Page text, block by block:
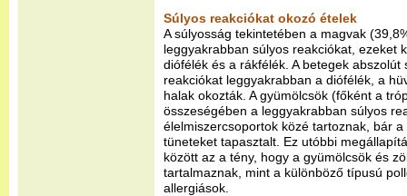
Súlyos reakciókat okozó ételek
A súlyosság tekintetében a magvak
leggyakrabban súlyos reakciókat, ezeket
diófélék és a rákfélék. A betegek abszolút
reakciókat leggyakrabban a diófélék, a
halak okozták. A gyümölcsök (főként a
összeségében a leggyakrabban súlyos
élelmiszercsoportok közé tartoznak, bár
tüneteket tapasztalt. Ez utóbbi
között az a tény, hogy a gyümölcsök és
tartalmaznak, mint a különböző típusú
allergiások.